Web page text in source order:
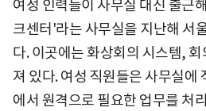
여성 인력들이 사무실 대신 출근
크센터'라는 사무실을 지난해 서
다. 이곳에는 화상회의 시스템,
져 있다. 여성 직원들은 사무실에
에서 원격으로 필요한 업무를 처